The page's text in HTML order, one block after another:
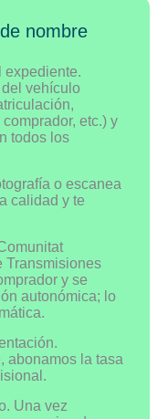
nombre
expediente.
vehículo
etc.) y
todos los
o escanea
calidad y te
Transmisiones
y se
autonómica; lo
abonamos la tasa
Una vez